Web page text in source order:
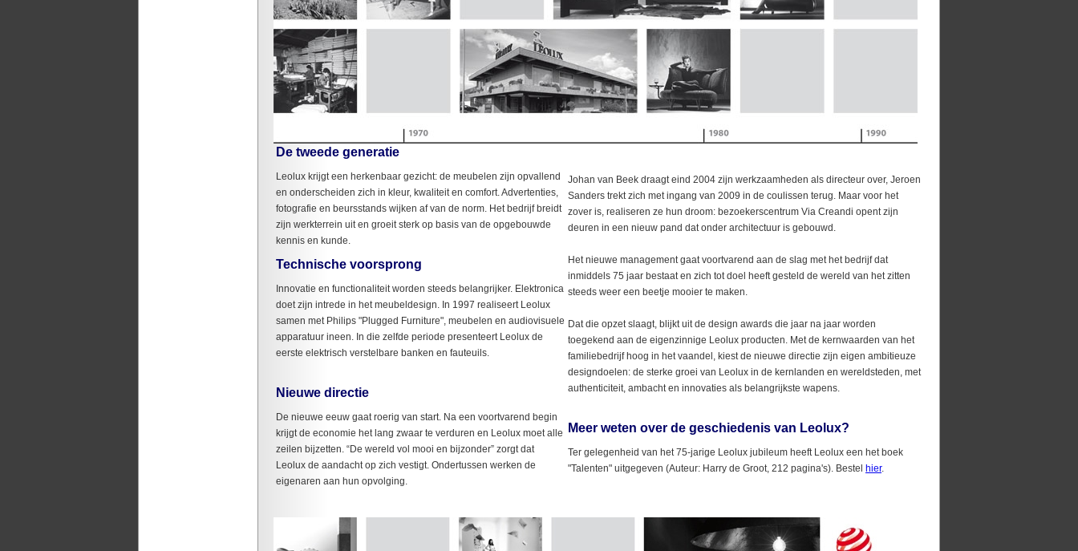
De tweede generatie
Leolux krijgt een herkenbaar gezicht: de meubelen zijn opvallend
en onderscheiden zich in kleur, kwaliteit en comfort. Advertenties,
fotografie en beursstands wijken af van de norm. Het bedrijf breidt
zijn werkterrein uit en groeit sterk op basis van de opgebouwde
kennis en kunde.
Technische voorsprong
Innovatie en functionaliteit worden steeds belangrijker. Elektronica
doet zijn intrede in het meubeldesign. In 1997 realiseert Leolux
samen met Philips "Plugged Furniture", meubelen en audiovisuele
apparatuur ineen. In die zelfde periode presenteert Leolux de
eerste elektrisch verstelbare banken en fauteuils.
Nieuwe directie
De nieuwe eeuw gaat roerig van start. Na een voortvarend begin
krijgt de economie het lang zwaar te verduren en Leolux moet alle
zeilen bijzetten. “De wereld vol mooi en bijzonder” zorgt dat
Leolux de aandacht op zich vestigt. Ondertussen werken de
eigenaren aan hun opvolging.
Johan van Beek draagt eind 2004 zijn werkzaamheden als directeur over, Jeroen
Sanders trekt zich met ingang van 2009 in de coulissen terug. Maar voor het
zover is, realiseren ze hun droom: bezoekerscentrum Via Creandi opent zijn
deuren in een nieuw pand dat onder architectuur is gebouwd.
Het nieuwe management gaat voortvarend aan de slag met het bedrijf dat
inmiddels 75 jaar bestaat en zich tot doel heeft gesteld de wereld van het zitten
steeds weer een beetje mooier te maken.
Dat die opzet slaagt, blijkt uit de design awards die jaar na jaar worden
toegekend aan de eigenzinnige Leolux producten. Met de kernwaarden van het
familiebedrijf hoog in het vaandel, kiest de nieuwe directie zijn eigen ambitieuze
designdoelen: de sterke groei van Leolux in de kernlanden en wereldsteden, met
authenticiteit, ambacht en innovaties als belangrijkste wapens.
Meer weten over de geschiedenis van Leolux?
Ter gelegenheid van het 75-jarige Leolux jubileum heeft Leolux een het boek
"Talenten" uitgegeven (Auteur: Harry de Groot, 212 pagina's). Bestel hier.